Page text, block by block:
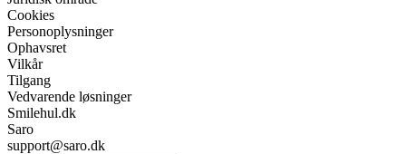
Cookies
Personoplysninger
Ophavsret
Vilkår
Tilgang
Vedvarende løsninger
Smilehul.dk
Saro
support@saro.dk